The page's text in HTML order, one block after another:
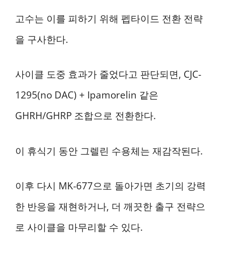
고수는 이를 피하기 위해 펩타이드 전환 전략
을 구사한다.
사이클 도중 효과가 줄었다고 판단되면, CJC-
1295(no DAC) + Ipamorelin 같은
GHRH/GHRP 조합으로 전환한다.
이 휴식기 동안 그렐린 수용체는 재감작된다.
이후 다시 MK-677으로 돌아가면 초기의 강력
한 반응을 재현하거나, 더 깨끗한 출구 전략으
로 사이클을 마무리할 수 있다.